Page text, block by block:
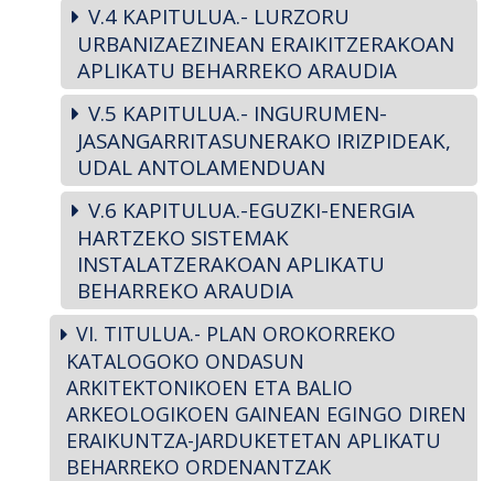
V.4 KAPITULUA.- LURZORU
URBANIZAEZINEAN ERAIKITZERAKOAN
APLIKATU BEHARREKO ARAUDIA
V.5 KAPITULUA.- INGURUMEN-
JASANGARRITASUNERAKO IRIZPIDEAK,
UDAL ANTOLAMENDUAN
V.6 KAPITULUA.-EGUZKI-ENERGIA
HARTZEKO SISTEMAK
INSTALATZERAKOAN APLIKATU
BEHARREKO ARAUDIA
VI. TITULUA.- PLAN OROKORREKO
KATALOGOKO ONDASUN
ARKITEKTONIKOEN ETA BALIO
ARKEOLOGIKOEN GAINEAN EGINGO DIREN
ERAIKUNTZA-JARDUKETETAN APLIKATU
BEHARREKO ORDENANTZAK